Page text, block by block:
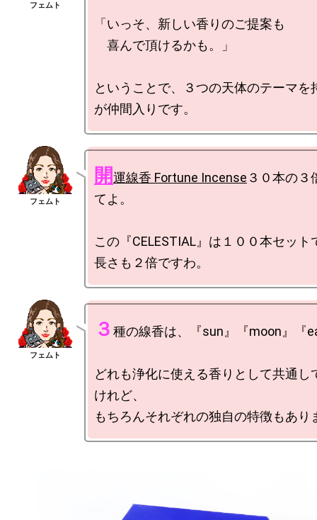
「いっそ、新しい香りのご提案も
喜んで頂けるかも。」
ということで、３つの天体のテーマを
開運線香 Fortune Incense ３０本の３
てよ。
この『CELESTIAL』は１００本セット
３ 種の線香は、『sun』『moon』『
どれも浄化に使える香りとして共通し
けれど、